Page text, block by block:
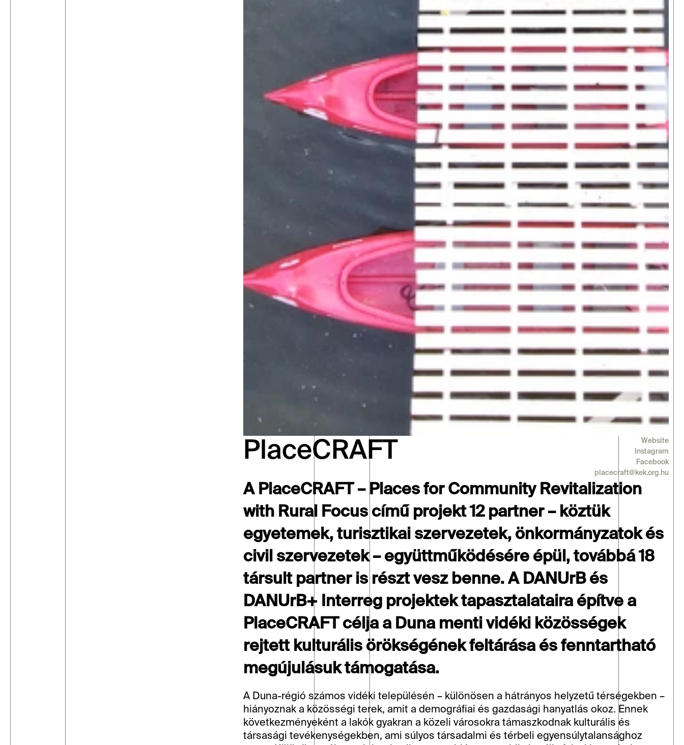
PlaceCRAFT
Website
Instagram
Facebook
placecraft@kek.org.hu
A PlaceCRAFT – Places for Community Revitalization
with Rural Focus című projekt 12 partner – köztük
egyetemek, turisztikai szervezetek, önkormányzatok és
civil szervezetek – együttműködésére épül, továbbá 18
társult partner is részt vesz benne. A DANUrB és
DANUrB+ Interreg projektek tapasztalataira építve a
PlaceCRAFT célja a Duna menti vidéki közösségek
rejtett kulturális örökségének feltárása és fenntartható
megújulásuk támogatása.
A Duna-régió számos vidéki településén – különösen a hátrányos helyzetű térségekben –
hiányoznak a közösségi terek, amit a demográfiai és gazdasági hanyatlás okoz. Ennek
következményeként a lakók gyakran a közeli városokra támaszkodnak kulturális és
társasági tevékenységekben, ami súlyos társadalmi és térbeli egyensúlytalansághoz